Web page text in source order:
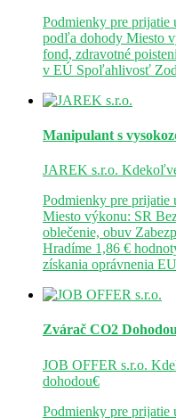
Podmienky pre prijatie
podľa dohody Miesto
fond, zdravotné
v EÚ Spoľahlivosť
Manipulant s
JAREK s.r.o.
Podmienky pre prijatie
Miesto výkonu: SR
oblečenie, obuv
Hradíme 1,86 €
získania oprávnenia
Zvárač CO2 Dohodou
JOB OFFER s.r.o.
dohodou€
Podmienky pre prijatie